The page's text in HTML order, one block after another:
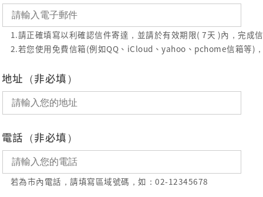
1.請正確填寫以利確認信件寄達，並請於有效期限( 7天 )內，完成
2.若您使用免費信箱(例如QQ、iCloud、yahoo、pchome信箱等)
地址（非必填）
電話（非必填）
若為市內電話，請填寫區域號碼，如：02-12345678